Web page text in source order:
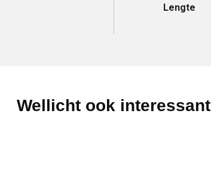
Lengte
Wellicht ook interessant